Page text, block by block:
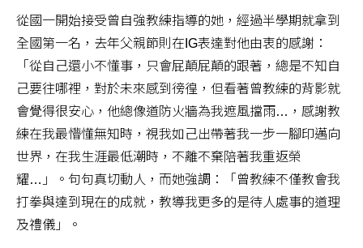
從國一開始接受曾自強教練指導的她，經過半學期就拿到
全國第一名，去年父親節則在IG表達對他由衷的感謝：
「從自己還小不懂事，只會屁顛屁顛的跟著，總是不知自
己要往哪裡，對於未來感到徬徨，但看著曾教練的背影就
會覺得很安心，他總像道防火牆為我遮風擋雨…，感謝教
練在我最懵懂無知時，視我如己出帶著我一步一腳印邁向
世界，在我生涯最低潮時，不離不棄陪著我重返榮
耀…」。句句真切動人，而她強調：「曾教練不僅教會我
打拳與達到現在的成就，教導我更多的是待人處事的道理
及禮儀」。